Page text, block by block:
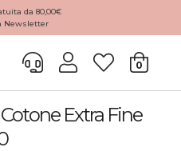
da 80,00€
Newsletter
0
Extra Fine